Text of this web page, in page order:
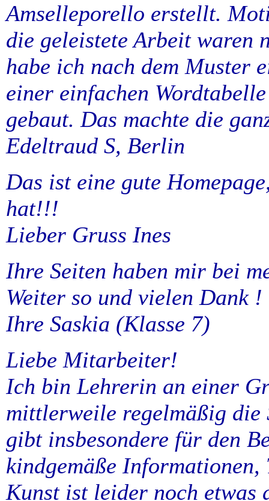
Amselleporello erstellt.
die geleistete Arbeit waren
habe ich nach dem Muster
einer einfachen
gebaut. Das machte die
Edeltraud S, Berlin
Das ist eine gute
hat!!!
Lieber Gruss Ines
Ihre Seiten haben mir bei
Weiter so und vielen Dank !
Ihre Saskia (Klasse 7)
Liebe Mitarbeiter!
Ich bin Lehrerin an einer
mittlerweile regelmäßig die
gibt insbesondere für den
kindgemäße
Kunst ist leider noch etwas